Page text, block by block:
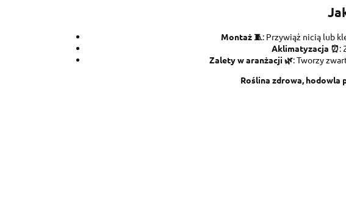
Montaż 🧵: Przywiąż nicią lub
Aklimatyzacja ⏰:
Zalety w aranżacji 🌿: Tworzy
Roślina zdrowa, hodowla